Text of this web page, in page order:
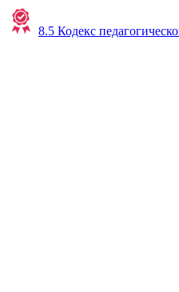
8.5 Кодекс